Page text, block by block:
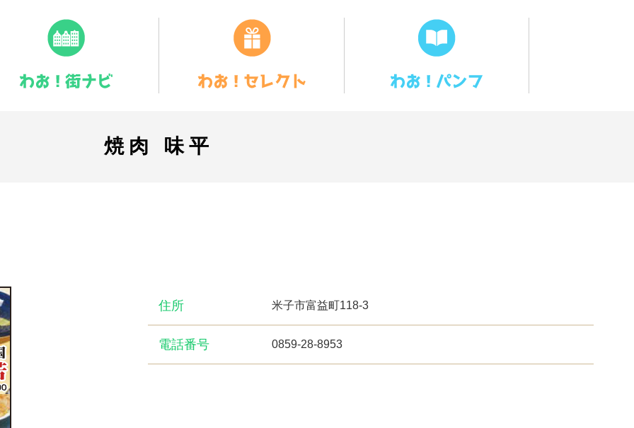
焼肉 味平
住所 米子市富益町118-3
電話番号 0859-28-8953